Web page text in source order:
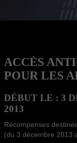
ACCÈS
POUR LES
DÉBUT LE : 3
2013
Récompenses
(du 3 décembre 2013